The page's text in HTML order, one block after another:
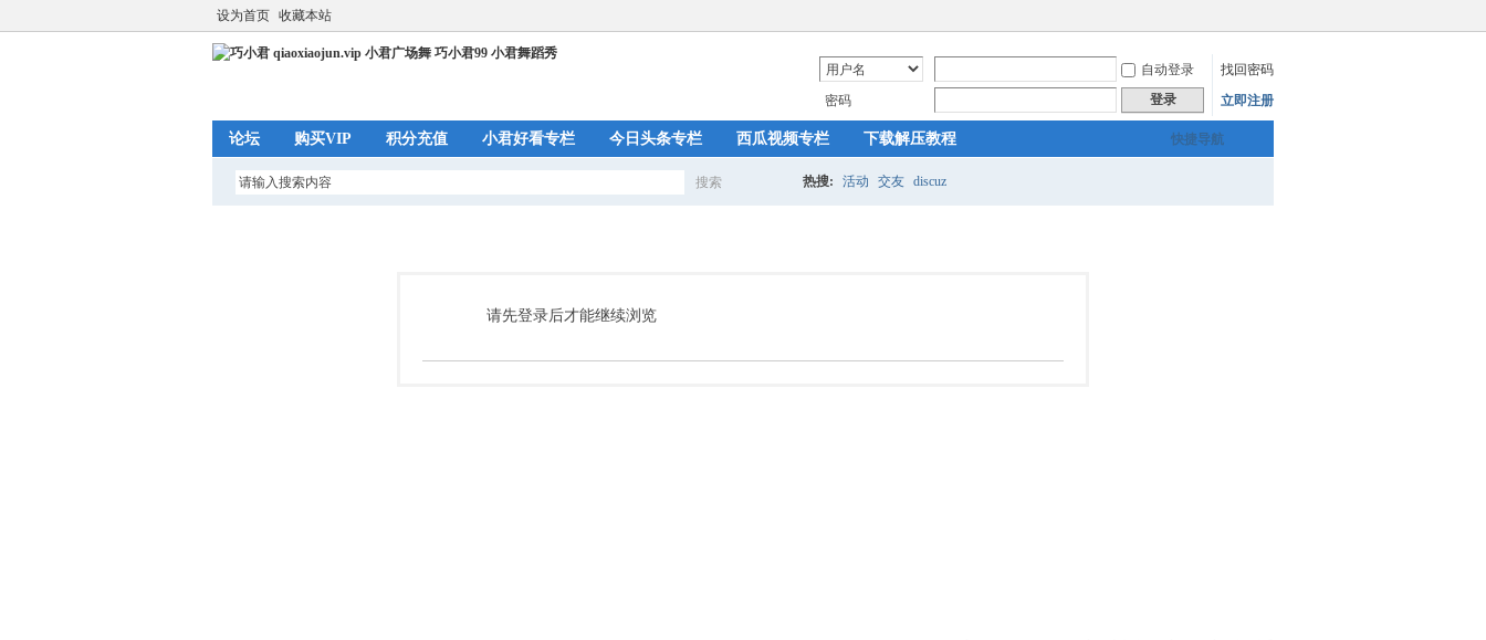
设为首页 收藏本站
自动登录
找回密码
密码
登录 立即注册
快捷导航
论坛 购买VIP 积分充值 小君好看专栏 今日头条专栏 西瓜视频专栏 下载解压教程
搜索 热搜: 活动 交友 discuz
请先登录后才能继续浏览